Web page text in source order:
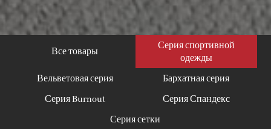
Все товары
Серия спортивной
одежды
Вельветовая серия
Бархатная серия
Серия Burnout
Серия Спандекс
Серия сетки